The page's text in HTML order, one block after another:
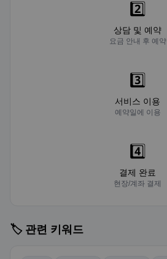
2️⃣
상담 및 예약
요금 안내 후 예약
3️⃣
서비스 이용
예약일에 이용
4️⃣
결제 완료
현장/계좌 결제
🏷️ 관련 키워드